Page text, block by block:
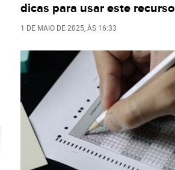
dicas para usar este recurso
1 DE MAIO DE 2025 , ÀS 16:33